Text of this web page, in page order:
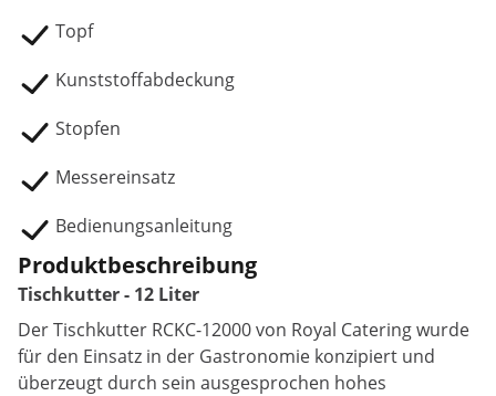
Topf
Kunststoffabdeckung
Stopfen
Messereinsatz
Bedienungsanleitung
Produktbeschreibung
Tischkutter - 12 Liter
Der Tischkutter RCKC-12000 von Royal Catering wurde
für den Einsatz in der Gastronomie konzipiert und
überzeugt durch sein ausgesprochen hohes